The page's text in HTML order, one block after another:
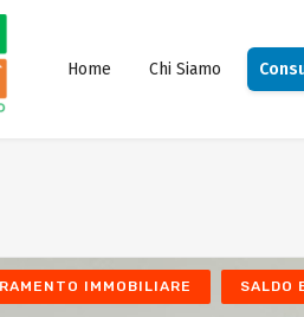
Home Chi Siamo
IMMOBILIARE SALDO